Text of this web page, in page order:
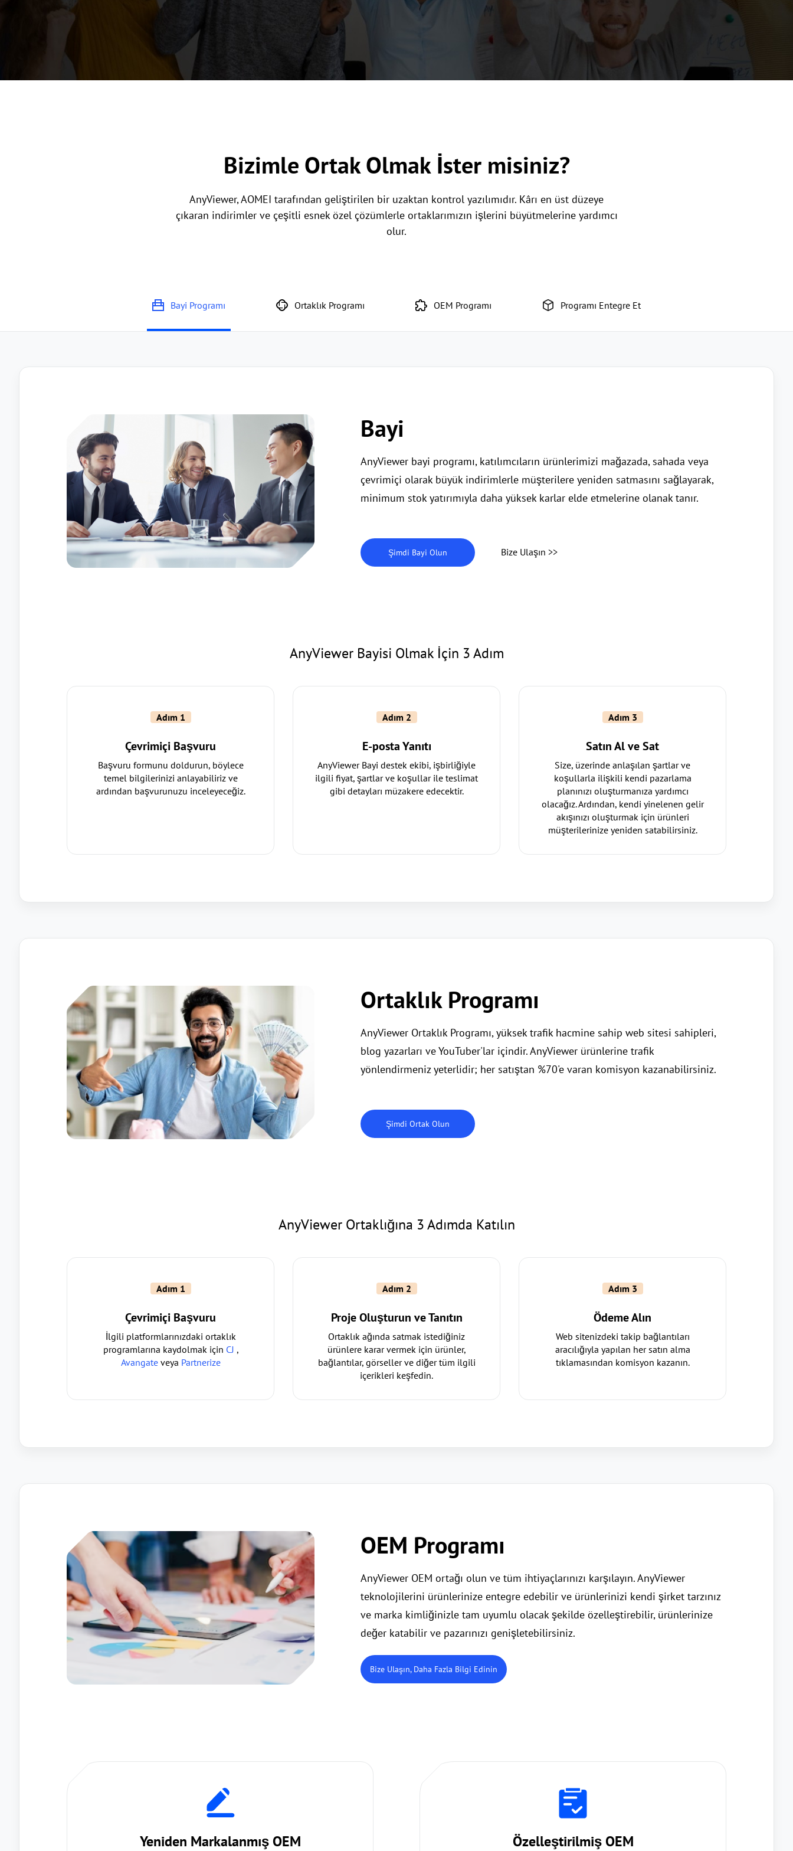
Bizimle Ortak Olmak İster misiniz?
AnyViewer, AOMEI tarafından geliştirilen bir uzaktan kontrol yazılımıdır. Kârı en üst düzeye
çıkaran indirimler ve çeşitli esnek özel çözümlerle ortaklarımızın işlerini büyütmelerine yardımcı
olur.
Bayi Programı Ortaklık Programı OEM Programı Programı Entegre Et
Bayi
AnyViewer bayi programı, katılımcıların ürünlerimizi mağazada, sahada veya
çevrimiçi olarak büyük indirimlerle müşterilere yeniden satmasını sağlayarak,
minimum stok yatırımıyla daha yüksek karlar elde etmelerine olanak tanır.
Şimdi Bayi Olun Bize Ulaşın >>
AnyViewer Bayisi Olmak İçin 3 Adım
Adım 1
Çevrimiçi Başvuru
Başvuru formunu doldurun, böylece
temel bilgilerinizi anlayabiliriz ve
ardından başvurunuzu inceleyeceğiz.
Adım 2
E-posta Yanıtı
AnyViewer Bayi destek ekibi, işbirliğiyle
ilgili fiyat, şartlar ve koşullar ile teslimat
gibi detayları müzakere edecektir.
Adım 3
Satın Al ve Sat
Size, üzerinde anlaşılan şartlar ve
koşullarla ilişkili kendi pazarlama
planınızı oluşturmanıza yardımcı
olacağız. Ardından, kendi yinelenen gelir
akışınızı oluşturmak için ürünleri
müşterilerinize yeniden satabilirsiniz.
Ortaklık Programı
AnyViewer Ortaklık Programı, yüksek trafik hacmine sahip web sitesi sahipleri,
blog yazarları ve YouTuber'lar içindir. AnyViewer ürünlerine trafik
yönlendirmeniz yeterlidir; her satıştan %70'e varan komisyon kazanabilirsiniz.
Şimdi Ortak Olun
AnyViewer Ortaklığına 3 Adımda Katılın
Adım 1
Çevrimiçi Başvuru
İlgili platformlarınızdaki ortaklık
programlarına kaydolmak için CJ ,
Avangateveya Partnerize
Adım 2
Proje Oluşturun ve Tanıtın
Ortaklık ağında satmak istediğiniz
ürünlere karar vermek için ürünler,
bağlantılar, görseller ve diğer tüm ilgili
içerikleri keşfedin.
Adım 3
Ödeme Alın
Web sitenizdeki takip bağlantıları
aracılığıyla yapılan her satın alma
tıklamasından komisyon kazanın.
OEM Programı
AnyViewer OEM ortağı olun ve tüm ihtiyaçlarınızı karşılayın. AnyViewer
teknolojilerini ürünlerinize entegre edebilir ve ürünlerinizi kendi şirket tarzınız
ve marka kimliğinizle tam uyumlu olacak şekilde özelleştirebilir, ürünlerinize
değer katabilir ve pazarınızı genişletebilirsiniz.
Bize Ulaşın, Daha Fazla Bilgi Edinin
Yeniden Markalanmış OEM Özelleştirilmiş OEM